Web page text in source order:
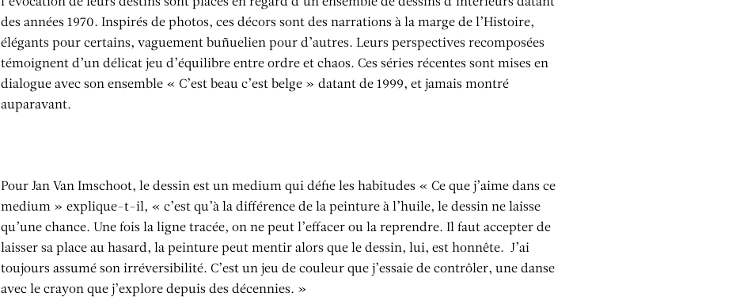
des années 1970. Inspirés de photos, ces décors sont des narrations à la marge de l’Histoire,
élégants pour certains, vaguement buñuelien pour d’autres. Leurs perspectives recomposées
témoignent d’un délicat jeu d’équilibre entre ordre et chaos. Ces séries récentes sont mises en
dialogue avec son ensemble « C’est beau c’est belge » datant de 1999, et jamais montré
auparavant.
Pour Jan Van Imschoot, le dessin est un medium qui défie les habitudes « Ce que j’aime dans ce
medium » explique-t-il, « c’est qu’à la différence de la peinture à l’huile, le dessin ne laisse
qu’une chance. Une fois la ligne tracée, on ne peut l’effacer ou la reprendre. Il faut accepter de
laisser sa place au hasard, la peinture peut mentir alors que le dessin, lui, est honnête. J’ai
toujours assumé son irréversibilité. C’est un jeu de couleur que j’essaie de contrôler, une danse
avec le crayon que j’explore depuis des décennies. »